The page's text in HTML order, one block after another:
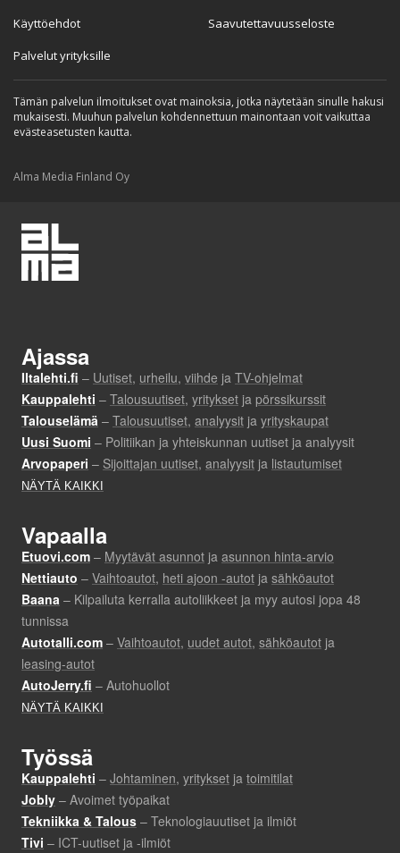
Käyttöehdot
Palvelut yrityksille
Saavutettavuusseloste
Tämän palvelun ilmoitukset ovat mainoksia, jotka näytetään sinulle hakusi
mukaisesti. Muuhun palvelun kohdennettuun mainontaan voit vaikuttaa
evästeasetusten kautta.
Alma Media Finland Oy